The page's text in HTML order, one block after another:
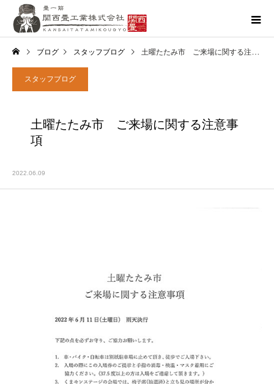
ブログ スタッフブログ 土曜たたみ市 ご来場に関する注意事項
スタッフブログ
土曜たたみ市 ご来場に関する注意事
項
2022.06.09